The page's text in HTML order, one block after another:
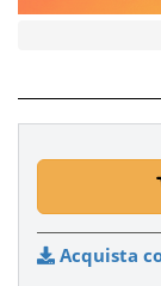
Acquista